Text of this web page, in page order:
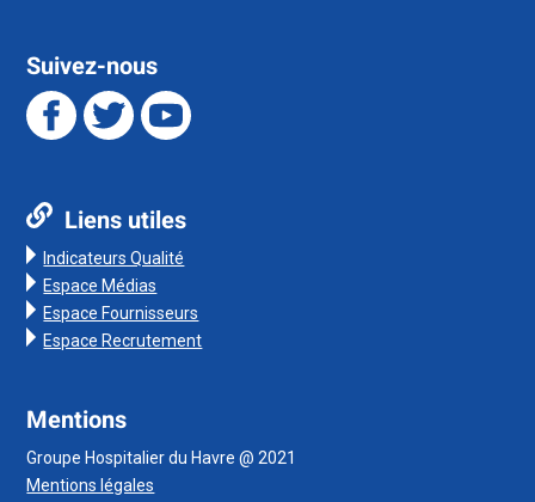
Suivez-nous
Liens utiles
Indicateurs Qualité
Espace Médias
Espace Fournisseurs
Espace Recrutement
Mentions
Groupe Hospitalier du Havre @ 2021
Mentions légales